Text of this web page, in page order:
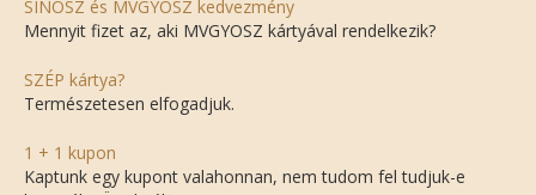
SINOSZ és MVGYOSZ kedvezmény
Mennyit fizet az, aki MVGYOSZ kártyával rendelkezik?
SZÉP kártya?
Természetesen elfogadjuk.
1 + 1 kupon
Kaptunk egy kupont valahonnan, nem tudom fel tudjuk-e